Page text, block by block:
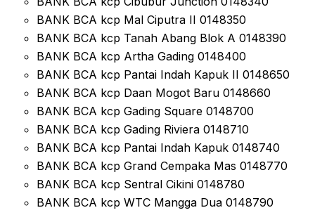
BANK BCA kcp Mal Ciputra II 0148350
BANK BCA kcp Tanah Abang Blok A 0148390
BANK BCA kcp Artha Gading 0148400
BANK BCA kcp Pantai Indah Kapuk II 0148650
BANK BCA kcp Daan Mogot Baru 0148660
BANK BCA kcp Gading Square 0148700
BANK BCA kcp Gading Riviera 0148710
BANK BCA kcp Pantai Indah Kapuk 0148740
BANK BCA kcp Grand Cempaka Mas 0148770
BANK BCA kcp Sentral Cikini 0148780
BANK BCA kcp WTC Mangga Dua 0148790